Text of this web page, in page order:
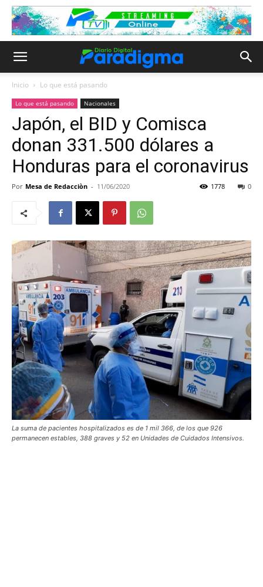
Inicio Lo que está pasando
Lo que está pasando Nacionales
Japón, el BID y Comisca
donan 331.500 dólares a
Honduras para el coronavirus
Por Mesa de Redacciòn - 11/06/2020 0
1778
La suma de pacientes hospitalizados es de 1 mil 366, de los que 926
permanecen estables, 388 graves y 52 en Unidades de Cuidados Intensivos.